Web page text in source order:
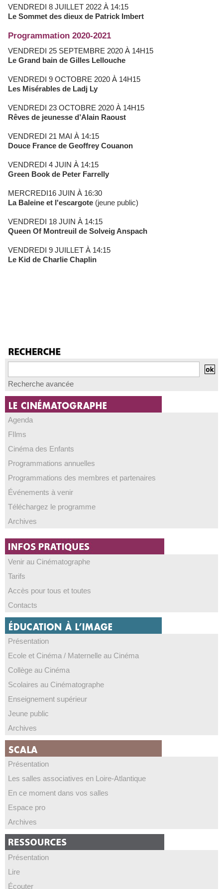
VENDREDI 8 JUILLET 2022 À 14:15
Le Sommet des dieux de Patrick Imbert
Programmation 2020-2021
VENDREDI 25 SEPTEMBRE 2020 À 14H15
Le Grand bain de Gilles Lellouche
VENDREDI 9 OCTOBRE 2020 À 14H15
Les Misérables de Ladj Ly
VENDREDI 23 OCTOBRE 2020 À 14H15
Rêves de jeunesse d’Alain Raoust
VENDREDI 21 MAI À 14:15
Douce France de Geoffrey Couanon
VENDREDI 4 JUIN À 14:15
Green Book de Peter Farrelly
MERCREDI16 JUIN À 16:30
La Baleine et l'escargote (jeune public)
VENDREDI 18 JUIN À 14:15
Queen Of Montreuil de Solveig Anspach
VENDREDI 9 JUILLET À 14:15
Le Kid de Charlie Chaplin
Recherche avancée
Agenda
FIlms
Cinéma des Enfants
Programmations annuelles
Programmations des membres et partenaires
Événements à venir
Téléchargez le programme
Archives
Venir au Cinématographe
Tarifs
Accès pour tous et toutes
Contacts
Présentation
Ecole et Cinéma / Maternelle au Cinéma
Collège au Cinéma
Scolaires au Cinématographe
Enseignement supérieur
Jeune public
Archives
Présentation
Les salles associatives en Loire-Atlantique
En ce moment dans vos salles
Espace pro
Archives
Présentation
Lire
Écouter